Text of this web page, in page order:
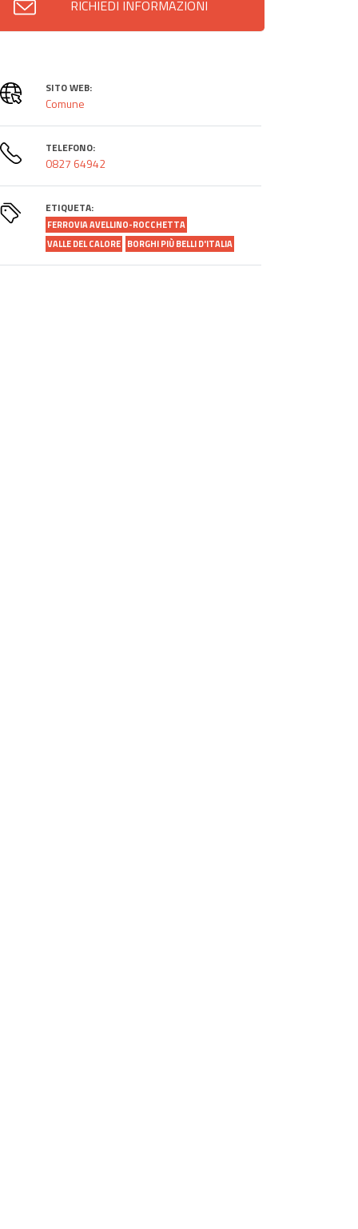
RICHIEDI INFORMAZIONI
SITO WEB:
Comune
TELEFONO:
0827 64942
ETIQUETA:
FERROVIA AVELLINO-ROCCHETTA
VALLE DEL CALORE BORGHI PIÙ BELLI D'ITALIA